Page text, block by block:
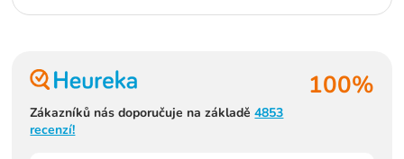
100%
Zákazníků nás doporučuje na základě4853
recenzí!